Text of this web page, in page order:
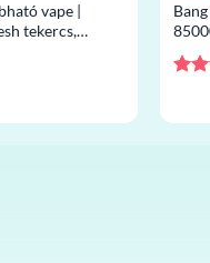
vape |
tekercs,